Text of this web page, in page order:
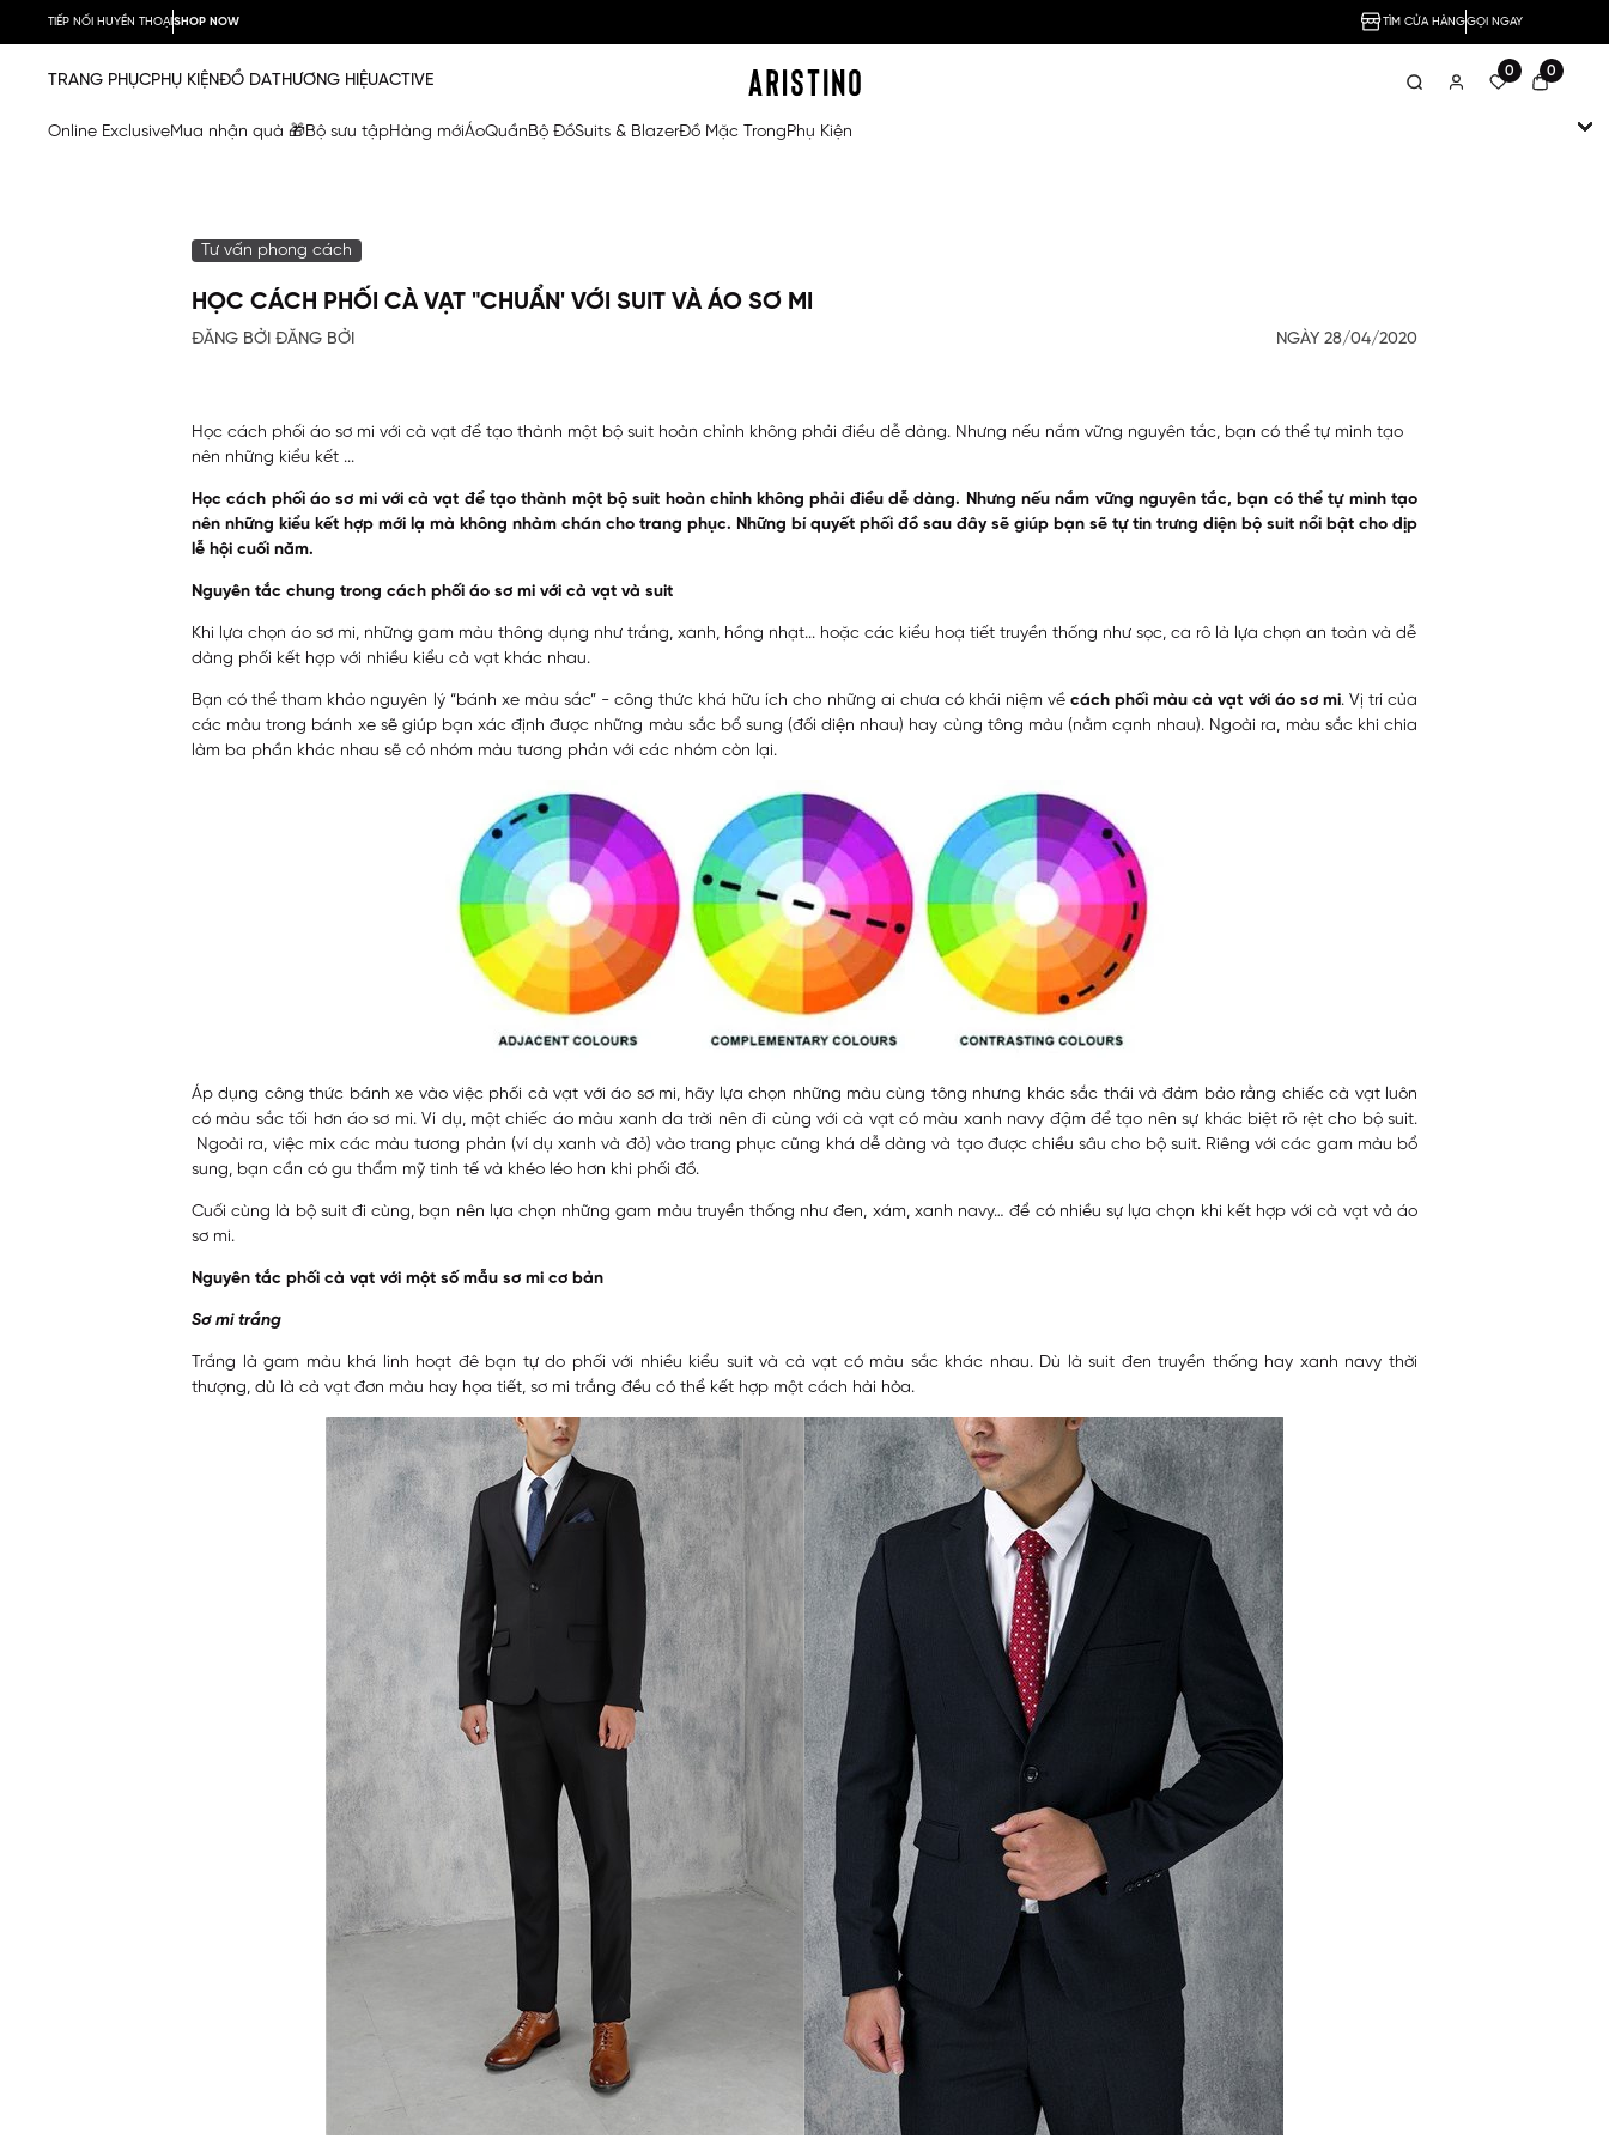
TIẾP NỐI HUYỀN THOẠISHOP NOW TÌM CỬA HÀNGGỌI NGAY
0 0
TRANG PHỤCPHỤ KIỆNĐỒ DATHƯƠNG HIỆUACTIVE
Online ExclusiveMua nhận quà 🎁Bộ sưu tậpHàng mớiÁoQuầnBộ ĐồSuits & BlazerĐồ Mặc TrongPhụ Kiện
Tư vấn phong cách
HỌC CÁCH PHỐI CÀ VẠT "CHUẨN' VỚI SUIT VÀ ÁO SƠ MI
ĐĂNG BỞI ĐĂNG BỞI NGÀY 28/04/2020
Học cách phối áo sơ mi với cà vạt để tạo thành một bộ suit hoàn chỉnh không phải điều dễ dàng. Nhưng nếu nắm vững nguyên tắc, bạn có thể tự mình tạo
nên những kiểu kết ...
Học cách phối áo sơ mi với cà vạt để tạo thành một bộ suit hoàn chỉnh không phải điều dễ dàng. Nhưng nếu nắm vững nguyên tắc, bạn có thể tự mình tạo
nên những kiểu kết hợp mới lạ mà không nhàm chán cho trang phục. Những bí quyết phối đồ sau đây sẽ giúp bạn sẽ tự tin trưng diện bộ suit nổi bật cho dịp
lễ hội cuối năm.
Nguyên tắc chung trong cách phối áo sơ mi với cà vạt và suit
Khi lựa chọn áo sơ mi, những gam màu thông dụng như trắng, xanh, hồng nhạt... hoặc các kiểu hoạ tiết truyền thống như sọc, ca rô là lựa chọn an toàn và dễ
dàng phối kết hợp với nhiều kiểu cà vạt khác nhau.
Bạn có thể tham khảo nguyên lý “bánh xe màu sắc” - công thức khá hữu ích cho những ai chưa có khái niệm vềcách phối màu cà vạt với áo sơ mi. Vị trí của
các màu trong bánh xe sẽ giúp bạn xác định được những màu sắc bổ sung (đối diện nhau) hay cùng tông màu (nằm cạnh nhau). Ngoài ra, màu sắc khi chia
làm ba phần khác nhau sẽ có nhóm màu tương phản với các nhóm còn lại.
Áp dụng công thức bánh xe vào việc phối cà vạt với áo sơ mi, hãy lựa chọn những màu cùng tông nhưng khác sắc thái và đảm bảo rằng chiếc cà vạt luôn
có màu sắc tối hơn áo sơ mi. Ví dụ, một chiếc áo màu xanh da trời nên đi cùng với cà vạt có màu xanh navy đậm để tạo nên sự khác biệt rõ rệt cho bộ suit.
Ngoài ra, việc mix các màu tương phản (ví dụ xanh và đỏ) vào trang phục cũng khá dễ dàng và tạo được chiều sâu cho bộ suit. Riêng với các gam màu bổ
sung, bạn cần có gu thẩm mỹ tinh tế và khéo léo hơn khi phối đồ.
Cuối cùng là bộ suit đi cùng, bạn nên lựa chọn những gam màu truyền thống như đen, xám, xanh navy… để có nhiều sự lựa chọn khi kết hợp với cà vạt và áo
sơ mi.
Nguyên tắc phối cà vạt với một số mẫu sơ mi cơ bản
Sơ mi trắng
Trắng là gam màu khá linh hoạt đê bạn tự do phối với nhiều kiểu suit và cà vạt có màu sắc khác nhau. Dù là suit đen truyền thống hay xanh navy thời
thượng, dù là cà vạt đơn màu hay họa tiết, sơ mi trắng đều có thể kết hợp một cách hài hòa.